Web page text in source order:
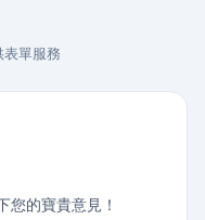
表單服務
您的寶貴意見！